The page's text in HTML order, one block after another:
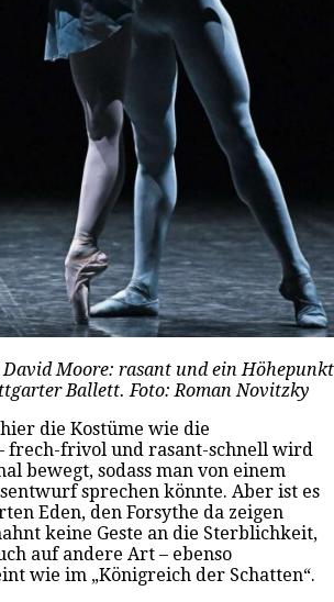
Moore: rasant und ein
Ballett. Foto: Roman Novitzky
die Kostüme wie die
frech-frivol und rasant-schnell wird
bewegt, sodass man von einem
sprechen könnte. Aber ist es
Eden, den Forsythe da zeigen
keine Geste an die Sterblichkeit,
auf andere Art – ebenso
wie im „Königreich der Schatten“.